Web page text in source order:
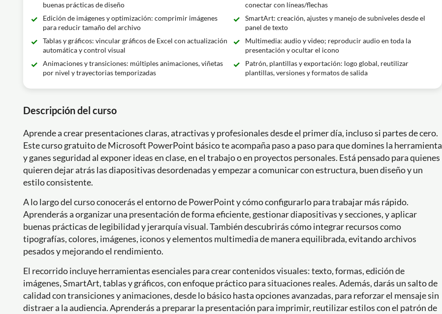
buenas prácticas de diseño
conectar con líneas/flechas
Edición de imágenes y optimización: comprimir imágenes
para reducir tamaño del archivo
SmartArt: creación, ajustes y manejo de subniveles desde el
panel de texto
Tablas y gráficos: vincular gráficos de Excel con actualización
automática y control visual
Multimedia: audio y video; reproducir audio en toda la
presentación y ocultar el icono
Animaciones y transiciones: múltiples animaciones, viñetas
por nivel y trayectorias temporizadas
Patrón, plantillas y exportación: logo global, reutilizar
plantillas, versiones y formatos de salida
Descripción del curso
Aprende a crear presentaciones claras, atractivas y profesionales desde el primer día, incluso si partes de cero.
Este curso gratuito de Microsoft PowerPoint básico te acompaña paso a paso para que domines la herramienta
y ganes seguridad al exponer ideas en clase, en el trabajo o en proyectos personales. Está pensado para quienes
quieren dejar atrás las diapositivas desordenadas y empezar a comunicar con estructura, buen diseño y un
estilo consistente.
A lo largo del curso conocerás el entorno de PowerPoint y cómo configurarlo para trabajar más rápido.
Aprenderás a organizar una presentación de forma eficiente, gestionar diapositivas y secciones, y aplicar
buenas prácticas de legibilidad y jerarquía visual. También descubrirás cómo integrar recursos como
tipografías, colores, imágenes, iconos y elementos multimedia de manera equilibrada, evitando archivos
pesados y mejorando el rendimiento.
El recorrido incluye herramientas esenciales para crear contenidos visuales: texto, formas, edición de
imágenes, SmartArt, tablas y gráficos, con enfoque práctico para situaciones reales. Además, darás un salto de
calidad con transiciones y animaciones, desde lo básico hasta opciones avanzadas, para reforzar el mensaje sin
distraer a la audiencia. Aprenderás a preparar la presentación para imprimir, reutilizar estilos con el patrón de